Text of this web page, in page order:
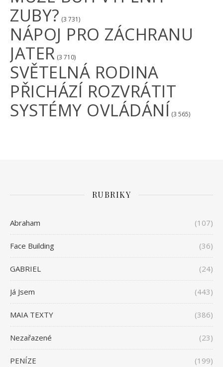
ZUBY? (3 731)
NÁPOJ PRO ZÁCHRANU
JATER (3 710)
SVĚTELNÁ RODINA
PŘICHÁZÍ ROZVRÁTIT
SYSTÉMY OVLÁDÁNÍ (3 565)
RUBRIKY
Abraham (107)
Face Building (36)
GABRIEL (24)
Já Jsem (443)
MAIA TEXTY (386)
Nezařazené (23)
PENÍZE (199)